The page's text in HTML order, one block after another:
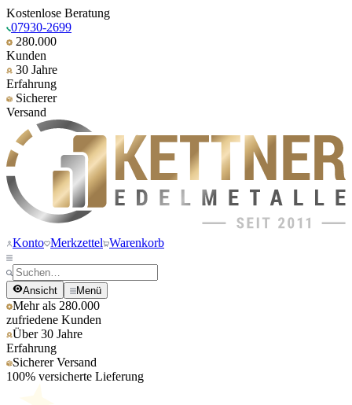
Kostenlose Beratung
07930-2699
280.000
Kunden
30 Jahre
Erfahrung
Sicherer
Versand
Konto Merkzettel Warenkorb
Ansicht Menü
Mehr als 280.000
zufriedene Kunden
Über 30 Jahre
Erfahrung
Sicherer Versand
100% versicherte Lieferung